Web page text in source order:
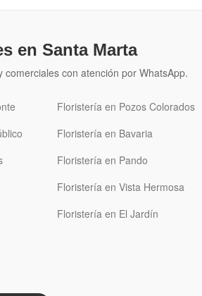
en Santa Marta
con atención por WhatsApp.
Floristería en Pozos Colorados
Floristería en Bavaria
Floristería en Pando
Floristería en Vista Hermosa
Floristería en El Jardín